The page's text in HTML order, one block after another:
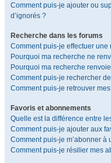
Comment puis-je ajouter ou
d’ignorés ?
Recherche dans les forums
Comment puis-je effectuer
Pourquoi ma recherche ne
Pourquoi ma recherche
Comment puis-je rechercher
Comment puis-je retrouver
Favoris et abonnements
Quelle est la différence entre
Comment puis-je ajouter aux
Comment puis-je m’abonner à
Comment puis-je résilier mes